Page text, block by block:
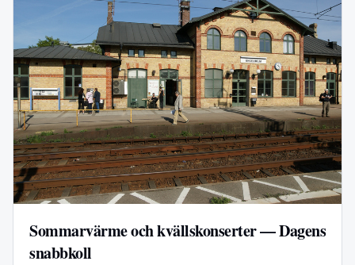
Sommarvärme och kvällskonserter — Dagens
snabbkoll